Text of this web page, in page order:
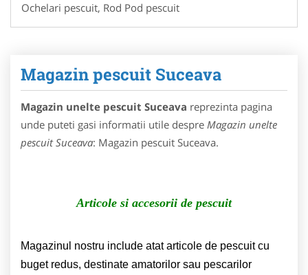
Ochelari pescuit, Rod Pod pescuit
Magazin pescuit Suceava
Magazin unelte pescuit Suceava reprezinta pagina
unde puteti gasi informatii utile despre Magazin unelte
pescuit Suceava: Magazin pescuit Suceava.
Articole si accesorii de pescuit
Magazinul nostru include atat articole de pescuit cu
buget redus, destinate amatorilor sau pescarilor